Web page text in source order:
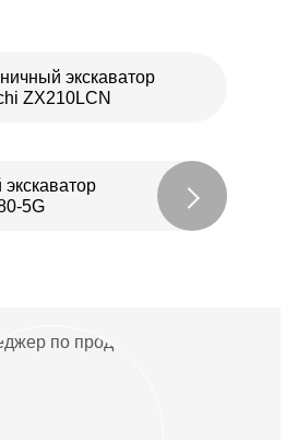
экскаватор
ZX210LCN
5G